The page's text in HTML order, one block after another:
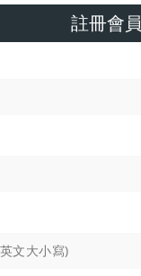
註冊會員